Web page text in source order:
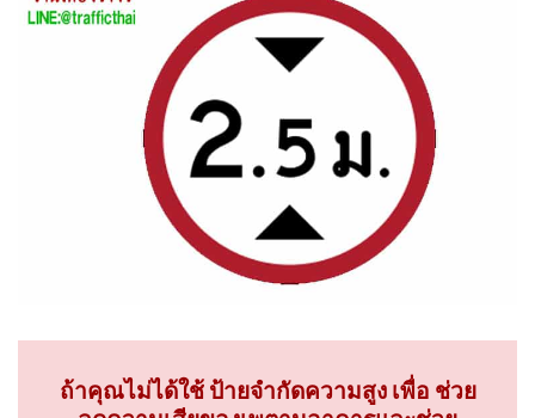
ถ้าคุณไม่ได้ใช้ ป้ายจำกัดความสูง เพื่อ ช่วย